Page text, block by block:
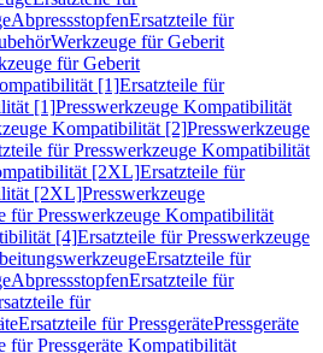
AbpressstopfenErsatzteile für
Werkzeuge für Geberit
für Geberit
[1]Ersatzteile für
[1]Presswerkzeuge Kompatibilität
Kompatibilität [2]Presswerkzeuge
für Presswerkzeuge Kompatibilität
[2XL]Ersatzteile für
[2XL]Presswerkzeuge
für Presswerkzeuge Kompatibilität
[4]Ersatzteile für Presswerkzeuge
Ersatzteile für
AbpressstopfenErsatzteile für
für
Ersatzteile für PressgerätePressgeräte
für Pressgeräte Kompatibilität